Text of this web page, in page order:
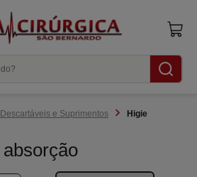
Descartáveis e Suprimentos Higiene e